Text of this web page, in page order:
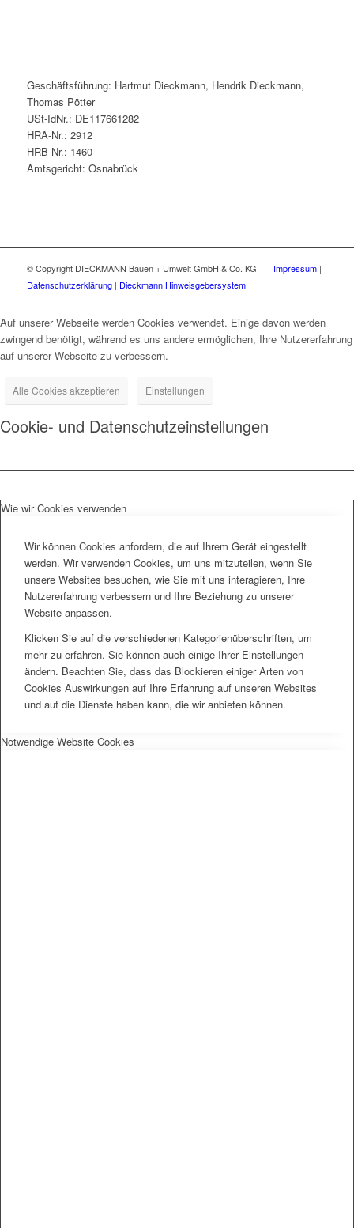
Geschäftsführung: Hartmut Dieckmann, Hendrik Dieckmann,
Thomas Pötter
USt-IdNr.: DE117661282
HRA-Nr.: 2912
HRB-Nr.: 1460
Amtsgericht: Osnabrück
© Copyright DIECKMANN Bauen + Umwelt GmbH & Co. KG | Impressum|
Datenschutzerklärung| Dieckmann Hinweisgebersystem
Auf unserer Webseite werden Cookies verwendet. Einige davon werden
zwingend benötigt, während es uns andere ermöglichen, Ihre Nutzererfahrung
auf unserer Webseite zu verbessern.
Alle Cookies akzeptieren Einstellungen
Cookie- und Datenschutzeinstellungen
Wie wir Cookies verwenden
Wir können Cookies anfordern, die auf Ihrem Gerät eingestellt
werden. Wir verwenden Cookies, um uns mitzuteilen, wenn Sie
unsere Websites besuchen, wie Sie mit uns interagieren, Ihre
Nutzererfahrung verbessern und Ihre Beziehung zu unserer
Website anpassen.
Klicken Sie auf die verschiedenen Kategorienüberschriften, um
mehr zu erfahren. Sie können auch einige Ihrer Einstellungen
ändern. Beachten Sie, dass das Blockieren einiger Arten von
Cookies Auswirkungen auf Ihre Erfahrung auf unseren Websites
und auf die Dienste haben kann, die wir anbieten können.
Notwendige Website Cookies